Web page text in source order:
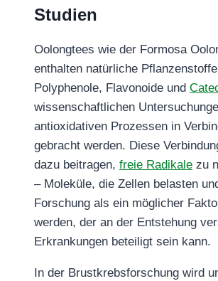
Studien
Oolongtees wie der Formosa
enthalten natürliche
Polyphenole, Flavonoide und
wissenschaftlichen
antioxidativen Prozessen in
gebracht werden. Diese
dazu beitragen, freie Radikale zu
– Moleküle, die Zellen belasten
Forschung als ein möglicher
werden, der an der Entstehung
Erkrankungen beteiligt sein kann.
In der Brustkrebsforschung wird